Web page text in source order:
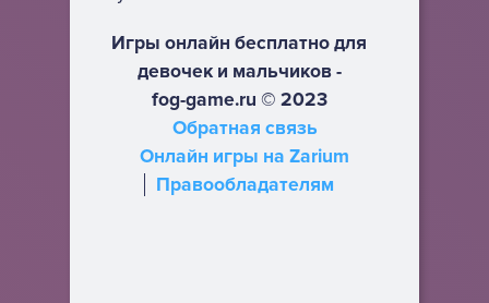
Игры онлайн бесплатно для
девочек и мальчиков -
fog-game.ru © 2023
Обратная связь
Онлайн игры на Zarium
Правообладателям